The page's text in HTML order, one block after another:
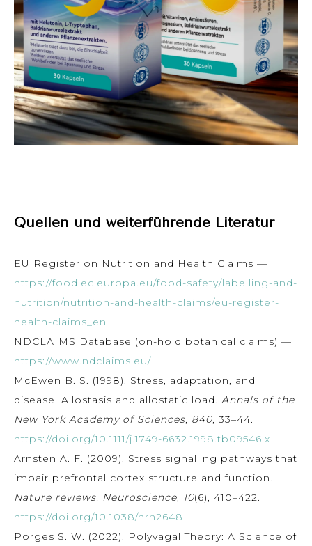
Quellen und weiterführende Literatur
EU Register on Nutrition and Health Claims —
https://food.ec.europa.eu/food-safety/labelling-and-
nutrition/nutrition-and-health-claims/eu-register-
health-claims_en
NDCLAIMS Database (on-hold botanical claims) —
https://www.ndclaims.eu/
McEwen B. S. (1998). Stress, adaptation, and
disease. Allostasis and allostatic load. Annals of the
New York Academy of Sciences 840 , 33–44.
https://doi.org/10.1111/j.1749-6632.1998.tb09546.x
Arnsten A. F. (2009). Stress signalling pathways that
impair prefrontal cortex structure and function.
Nature reviews. Neuroscience
10(6), 410–422.
https://doi.org/10.1038/nrn2648
Porges S. W. (2022). Polyvagal Theory: A Science of